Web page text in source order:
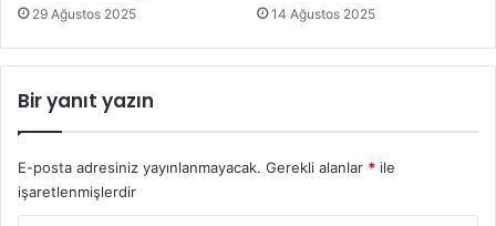
29 Ağustos 2025 14 Ağustos 2025
Bir yanıt yazın
E-posta adresiniz yayınlanmayacak. Gerekli alanlar * ile
işaretlenmişlerdir